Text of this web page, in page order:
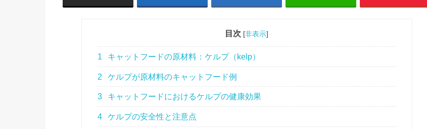
目次 [非表示]
1 キャットフードの原材料：ケルプ（kelp）
2 ケルプが原材料のキャットフード例
3 キャットフードにおけるケルプの健康効果
4 ケルプの安全性と注意点